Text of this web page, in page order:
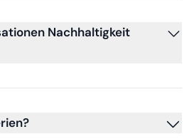
Nachhaltigkeit